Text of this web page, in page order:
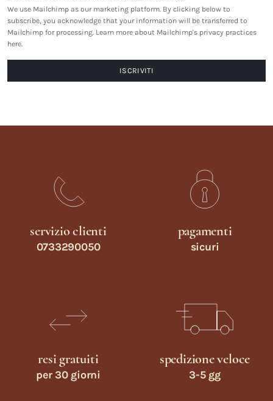
We use Mailchimp as our marketing platform. By clicking below to
subscribe, you acknowledge that your information will be transferred to
Mailchimp for processing. Learn more about Mailchimp's privacy practices
here.
servizio clienti
0733290050
pagamenti
sicuri
resi gratuiti
per 30 giorni
spedizione veloce
3-5 gg